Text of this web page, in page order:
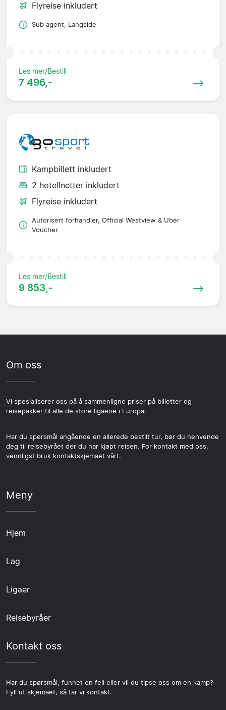
Flyreise inkludert
Sub agent, Langside
Les mer/Bestill
7 496,-
Kampbillett inkludert
2 hotellnetter inkludert
Flyreise inkludert
Autorisert forhandler, Official Westview & Uber
Voucher
Les mer/Bestill
9 853,-
Om oss
Vi spesialiserer oss på å sammenligne priser på billetter og
reisepakker til alle de store ligaene i Europa.
Har du spørsmål angående en allerede bestilt tur, bør du henvende
deg til reisebyrået der du har kjøpt reisen. For kontakt med oss,
vennligst bruk kontaktskjemaet vårt.
Meny
Hjem
Lag
Ligaer
Reisebyråer
Kontakt oss
Har du spørsmål, funnet en feil eller vil du tipse oss om en kamp?
Fyll ut skjemaet, så tar vi kontakt.